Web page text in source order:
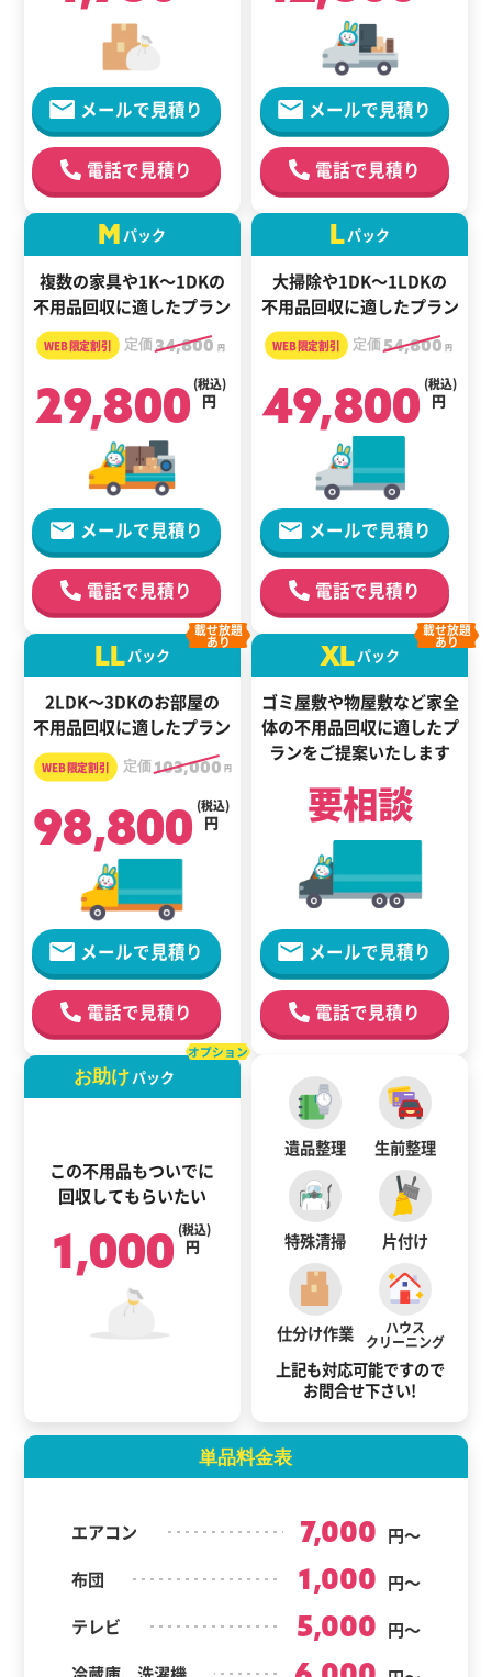
メールで見積り
電話で見積り
メールで見積り
電話で見積り
M パック
複数の家具や1K～1DKの
不用品回収に適したプラン
定価34,800 円
29,800 円
(税込)
メールで見積り
電話で見積り
Lパック
大掃除や1DK～1LDKの
不用品回収に適したプラン
定価54,800 円
49,800 円
(税込)
メールで見積り
電話で見積り
LLパック
2LDK～3DKのお部屋の
不用品回収に適したプラン
載せ放題
あり
定価103,000 円
98,800 円
(税込)
メールで見積り
電話で見積り
XLパック
ゴミ屋敷や物屋敷など家全
体の不用品回収に適したプ
ランをご提案いたします
載せ放題
あり
要相談
メールで見積り
電話で見積り
お助けパック
この不用品もついでに
回収してもらいたい
オプション
1,000 円
(税込)
遺品整理 生前整理
特殊清掃 片付け
仕分け作業 ハウス
クリーニング
上記も対応可能ですので
お問合せ下さい!
単品料金表
エアコン 7,000 円～
布団
1,000 円～
テレビ
5,000 円～